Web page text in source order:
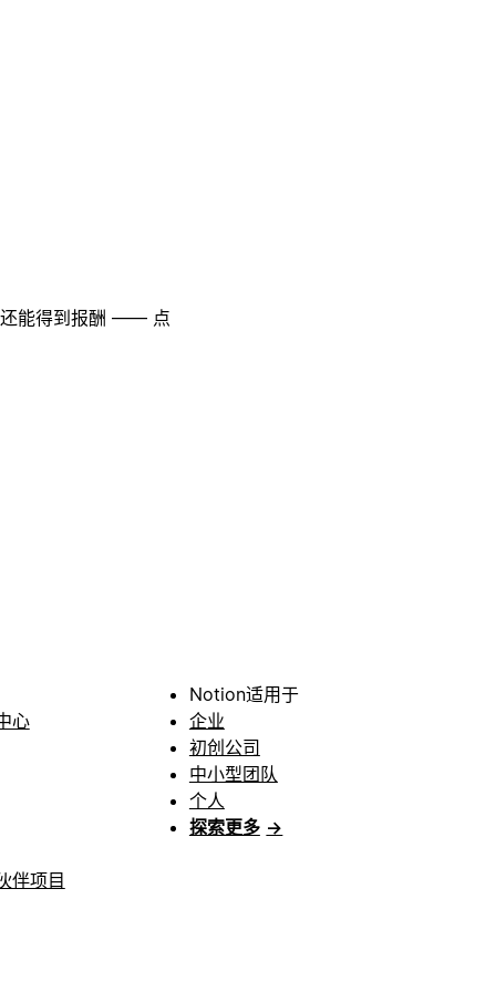
还能得到报酬 —— 点
心
伴项目
Notion适用于
企业
初创公司
中小型团队
个人
探索更多 →